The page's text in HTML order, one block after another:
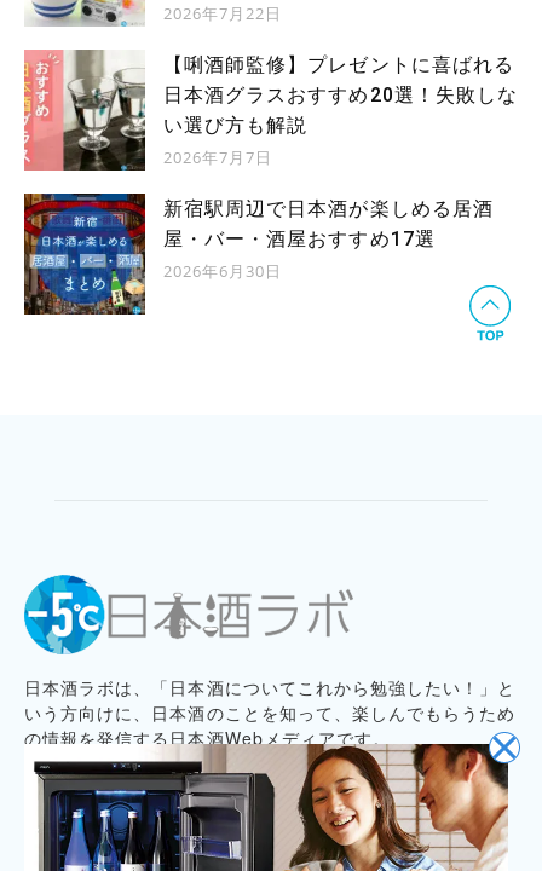
2026年7月22日
【唎酒師監修】プレゼントに喜ばれる
日本酒グラスおすすめ20選！失敗しな
い選び方も解説
2026年7月7日
新宿駅周辺で日本酒が楽しめる居酒
屋・バー・酒屋おすすめ17選
2026年6月30日
日本酒ラボは、「日本酒についてこれから勉強したい！」と
いう方向けに、日本酒のことを知って、楽しんでもらうため
の情報を発信する日本酒Webメディアです。